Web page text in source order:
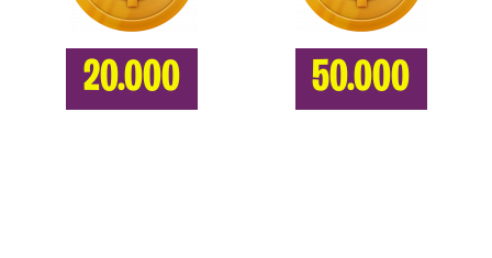
20.000 50.000